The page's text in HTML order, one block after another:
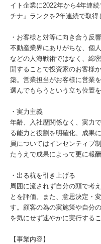
イト企業に2022年から4年連
チナ』ランクを2年連続で取得
・お客様と対等に向き合う反
不動産業界にありがちな、個
などの人海戦術ではなく、綿
開することで投資家のお客様
築。営業担当がお客様に営業
選んでもらうという立ち位置
・実力主義
年齢、入社歴関係なく、実力
る能力と役割を明確化、成果
員についてはインセンティブ
たうえで成果によって更に報
・出る杭を引き上げる
周囲に流されず自分の頭で考
とを評価。また、意思決定・
す。顧客の為の実施策や自分
を気にせず速やかに実行する
【事業内容】